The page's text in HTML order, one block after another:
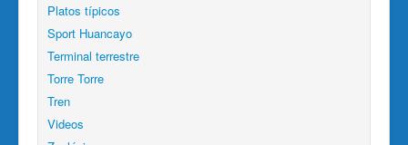
Platos típicos
Sport Huancayo
Terminal terrestre
Torre Torre
Tren
Videos